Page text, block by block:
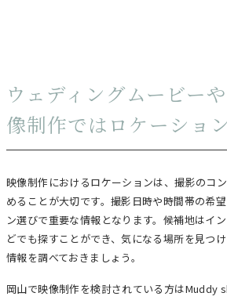
ウェディングムービー
像制作ではロケーショ
映像制作におけるロケーションは、撮影のコ
めることが大切です。撮影日時や時間帯の希
ン選びで重要な情報となります。候補地はイ
どでも探すことができ、気になる場所を見つ
情報を調べておきましょう。
岡山で映像制作を検討されている方はMuddy